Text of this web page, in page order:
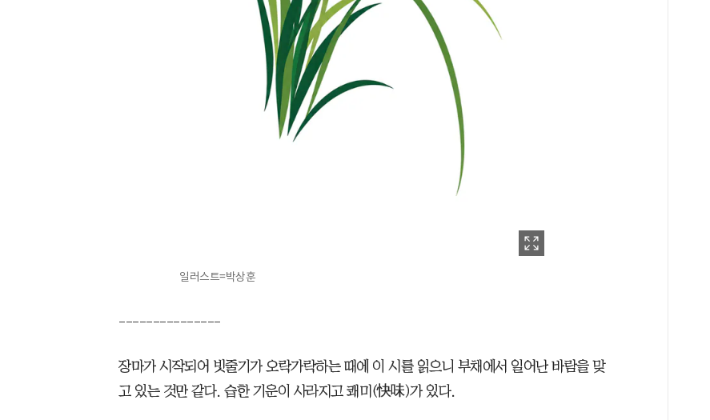
일러스트=박상훈
---------------
장마가 시작되어 빗줄기가 오락가락하는 때에 이 시를 읽으니 부채에서 일어난 바람을 맞
고 있는 것만 같다. 습한 기운이 사라지고 쾌미(快味)가 있다.